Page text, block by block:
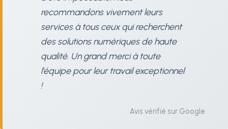
recommandons vivement leurs
services à tous ceux qui recherchent
des solutions numériques de haute
qualité. Un grand merci à toute
l'équipe pour leur travail exceptionnel
!
Avis vérifié sur Google